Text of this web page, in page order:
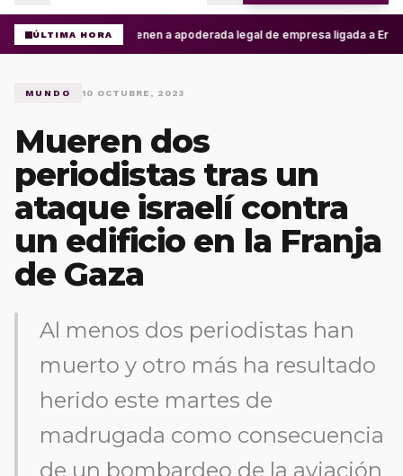
ÚLTIMA HORADetienen a apoderada legal de empresa ligada a
MUNDO 10 OCTUBRE, 2023
Mueren dos
periodistas tras un
ataque israelí contra
un edificio en la Franja
de Gaza
Al menos dos periodistas han
muerto y otro más ha resultado
herido este martes de
madrugada como consecuencia
de un bombardeo de la aviación